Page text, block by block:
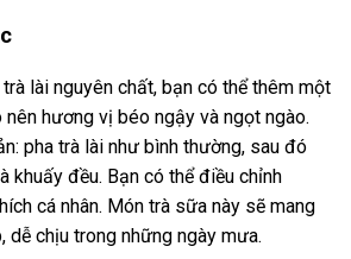
lài nguyên chất, bạn có thể thêm một
hương vị béo ngậy và ngọt ngào.
pha trà lài như bình thường, sau đó
khuấy đều. Bạn có thể điều chỉnh
cá nhân. Món trà sữa này sẽ mang
dễ chịu trong những ngày mưa.